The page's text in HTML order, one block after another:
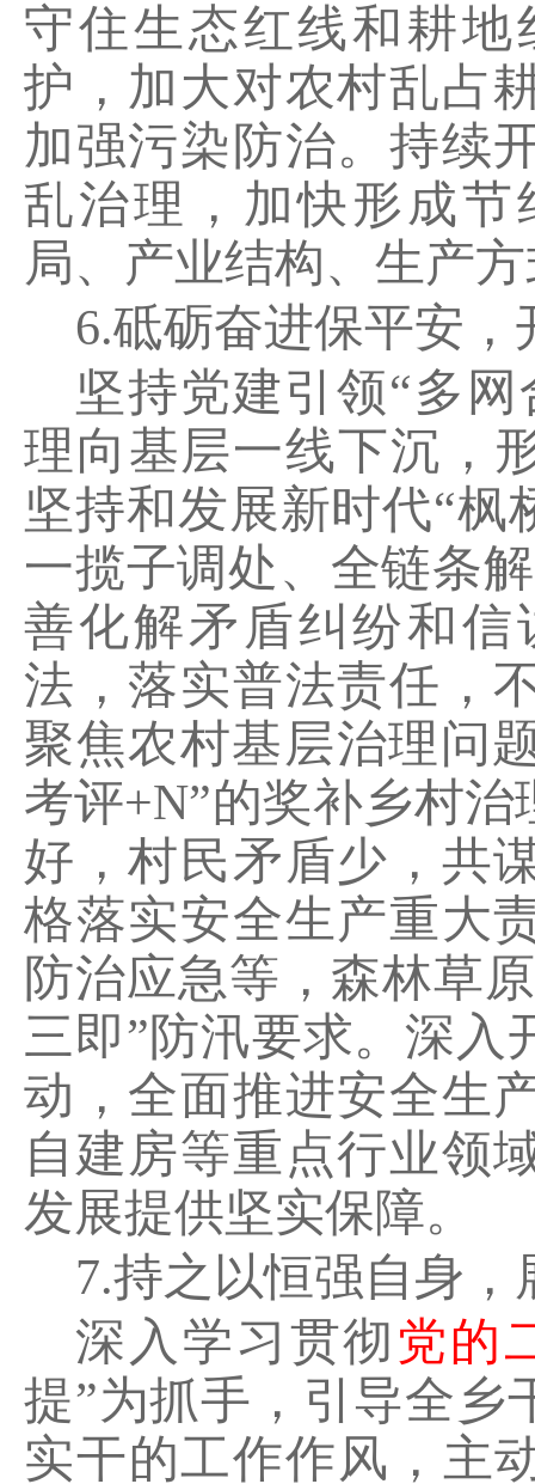
守住生态红线和耕
护，加大对农村乱占
加强污染防治。持续
乱治理，加快形成
局、产业结构、生产
6.砥砺奋进保平安，
坚持党建引领“多网
理向基层一线下沉，
坚持和发展新时代“枫
一揽子调处、全链条
善化解矛盾纠纷和
法，落实普法责任，
聚焦农村基层治理问
考评+N”的奖补乡村治
好，村民矛盾少，共
格落实安全生产重大
防治应急等，森林草
三即”防汛要求。深入
动，全面推进安全生
自建房等重点行业领
发展提供坚实保障。
7.持之以恒强自身，
深入学习贯彻党的
提”为抓手，引导全乡
实干的工作作风，主